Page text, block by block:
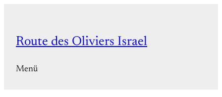
springen
Route des Oliviers Israel
Menü